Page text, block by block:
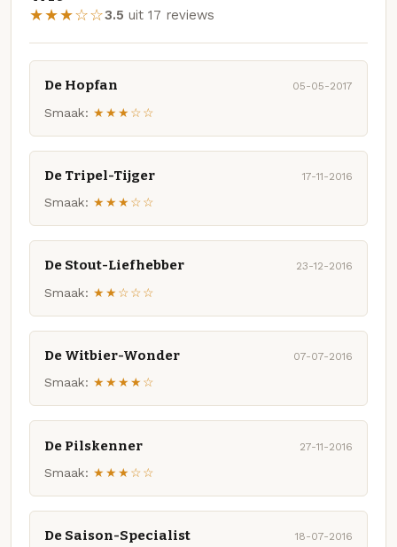
★★★☆☆3.5 uit 17 reviews
De Hopfan 05-05-2017
Smaak: ★★★☆☆
De Tripel-Tijger 17-11-2016
Smaak: ★★★☆☆
De Stout-Liefhebber 23-12-2016
Smaak: ★★☆☆☆
De Witbier-Wonder 07-07-2016
Smaak: ★★★★☆
De Pilskenner 27-11-2016
Smaak: ★★★☆☆
De Saison-Specialist 18-07-2016